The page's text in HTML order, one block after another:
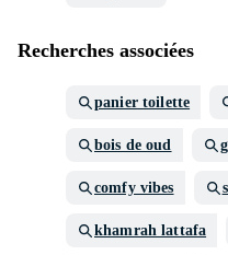
Recherches associées
panier toilette
bois de oud
comfy vibes
khamrah lattafa